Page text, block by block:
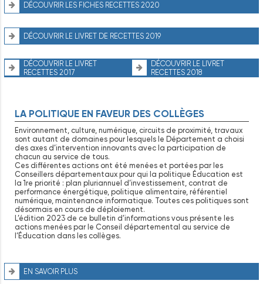
DÉCOUVRIR LES FICHES RECETTES 2020
DÉCOUVRIR LE LIVRET DE RECETTES 2019
DÉCOUVRIR LE LIVRET
RECETTES 2017
DÉCOUVRIR LE LIVRET
RECETTES 2018
LA POLITIQUE EN FAVEUR DES COLLÈGES
Environnement, culture, numérique, circuits de proximité, travaux
sont autant de domaines pour lesquels le Département a choisi
des axes d’intervention innovants avec la participation de
chacun au service de tous.
Ces différentes actions ont été menées et portées par les
Conseillers départementaux pour qui la politique Éducation est
la 1re priorité : plan pluriannuel d’investissement, contrat de
performance énergétique, politique alimentaire, référentiel
numérique, maintenance informatique. Toutes ces politiques sont
désormais en cours de déploiement.
L’édition 2023 de ce bulletin d’informations vous présente les
actions menées par le Conseil départemental au service de
l’Éducation dans les collèges.
EN SAVOIR PLUS